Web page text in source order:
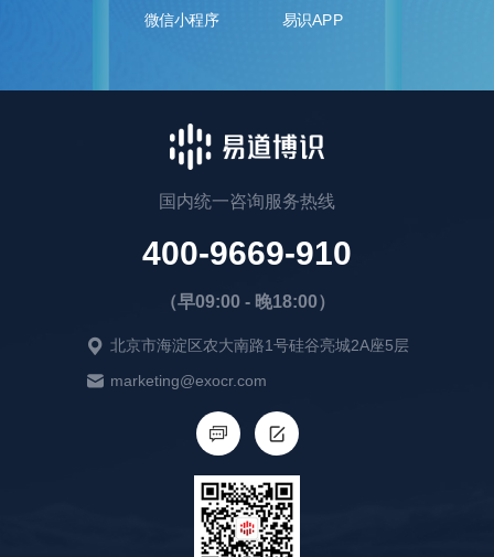
微信小程序 易识APP
国内统一咨询服务热线
400-9669-910
（早09:00 - 晚18:00）
北京市海淀区农大南路1号硅谷亮城2A座5层
marketing@exocr.com